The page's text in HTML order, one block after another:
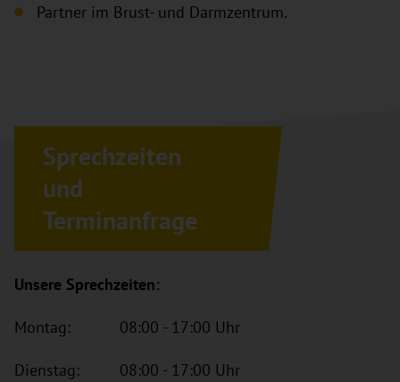
Partner im Brust- und Darmzentrum.
Sprechzeiten
und
Terminanfrage
Unsere Sprechzeiten:
Montag: 08:00 - 17:00 Uhr
Dienstag: 08:00 - 17:00 Uhr